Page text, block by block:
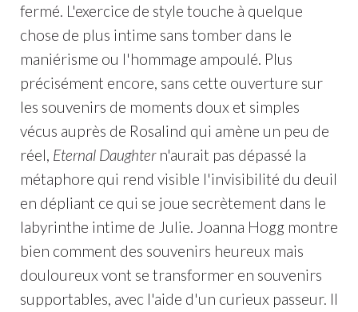
fermé. L'exercice de style touche à quelque
chose de plus intime sans tomber dans le
maniérisme ou l'hommage ampoulé. Plus
précisément encore, sans cette ouverture sur
les souvenirs de moments doux et simples
vécus auprès de Rosalind qui amène un peu de
réel, Eternal Daughtern'aurait pas dépassé la
métaphore qui rend visible l'invisibilité du deuil
en dépliant ce qui se joue secrètement dans le
labyrinthe intime de Julie. Joanna Hogg montre
bien comment des souvenirs heureux mais
douloureux vont se transformer en souvenirs
supportables, avec l'aide d'un curieux passeur. Il